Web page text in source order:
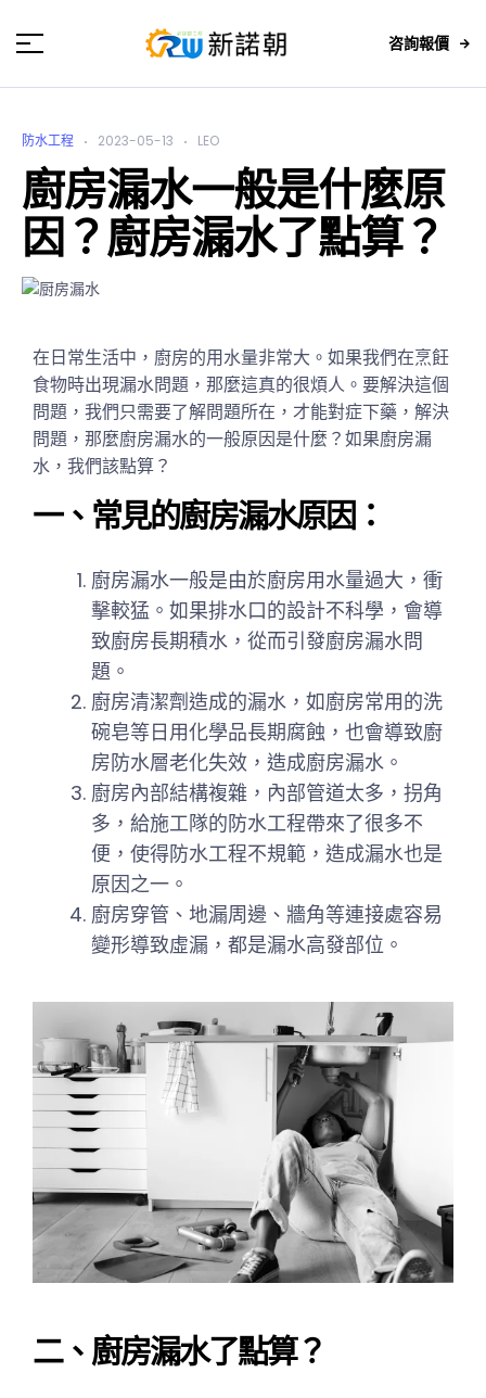
咨詢報價
防水工程 2023-05-13 LEO
廚房漏水一般是什麼原
因？廚房漏水了點算？
在日常生活中，廚房的用水量非常大。如果我們在烹飪
食物時出現漏水問題，那麼這真的很煩人。要解決這個
問題，我們只需要了解問題所在，才能對症下藥，解決
問題，那麼廚房漏水的一般原因是什麼？如果廚房漏
水，我們該點算？
一、常見的廚房漏水原因：
廚房漏水一般是由於廚房用水量過大，衝
擊較猛。如果排水口的設計不科學，會導
致廚房長期積水，從而引發廚房漏水問
題。
廚房清潔劑造成的漏水，如廚房常用的洗
碗皂等日用化學品長期腐蝕，也會導致廚
房防水層老化失效，造成廚房漏水。
廚房內部結構複雜，內部管道太多，拐角
多，給施工隊的防水工程帶來了很多不
便，使得防水工程不規範，造成漏水也是
原因之一。
廚房穿管、地漏周邊、牆角等連接處容易
變形導致虛漏，都是漏水高發部位。
二、廚房漏水了點算？